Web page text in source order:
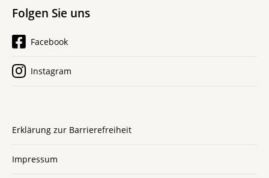
Folgen Sie uns
Facebook
Instagram
Erklärung zur Barrierefreiheit
Impressum